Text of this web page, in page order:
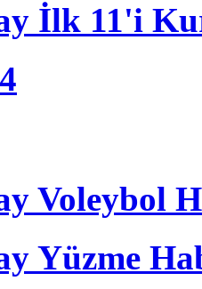
İlk 11'i
Voleybol
Yüzme